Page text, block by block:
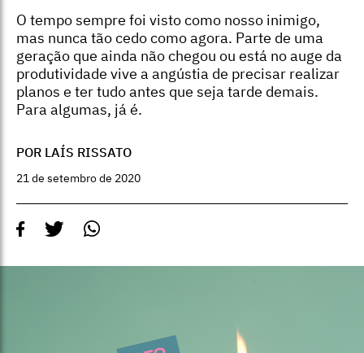
O tempo sempre foi visto como nosso inimigo,
mas nunca tão cedo como agora. Parte de uma
geração que ainda não chegou ou está no auge da
produtividade vive a angústia de precisar realizar
planos e ter tudo antes que seja tarde demais.
Para algumas, já é.
POR LAÍS RISSATO
21 de setembro de 2020